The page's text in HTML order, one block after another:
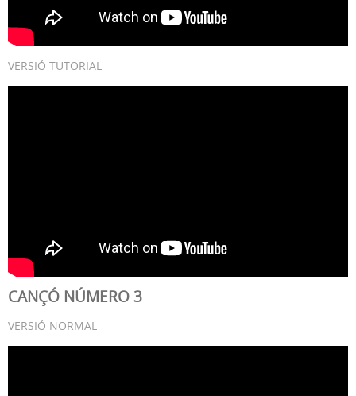
VERSIÓ TUTORIAL
CANÇÓ NÚMERO 3
VERSIÓ NORMAL